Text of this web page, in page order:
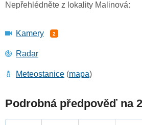
Nepřehlédněte z lokality Malinová:
Kamery 2
Radar
Meteostanice (mapa)
Podrobná předpověď na